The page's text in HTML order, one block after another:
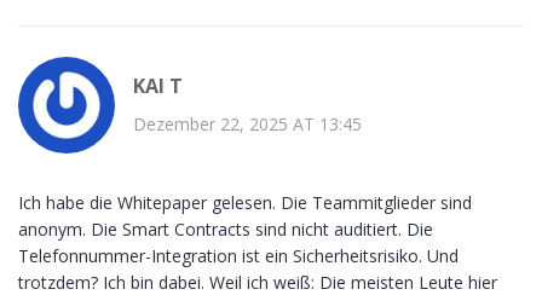
KAI T
Dezember 22, 2025 AT 13:45
Ich habe die Whitepaper gelesen. Die Teammitglieder sind
anonym. Die Smart Contracts sind nicht auditiert. Die
Telefonnummer-Integration ist ein Sicherheitsrisiko. Und
trotzdem? Ich bin dabei. Weil ich weiß: Die meisten Leute hier